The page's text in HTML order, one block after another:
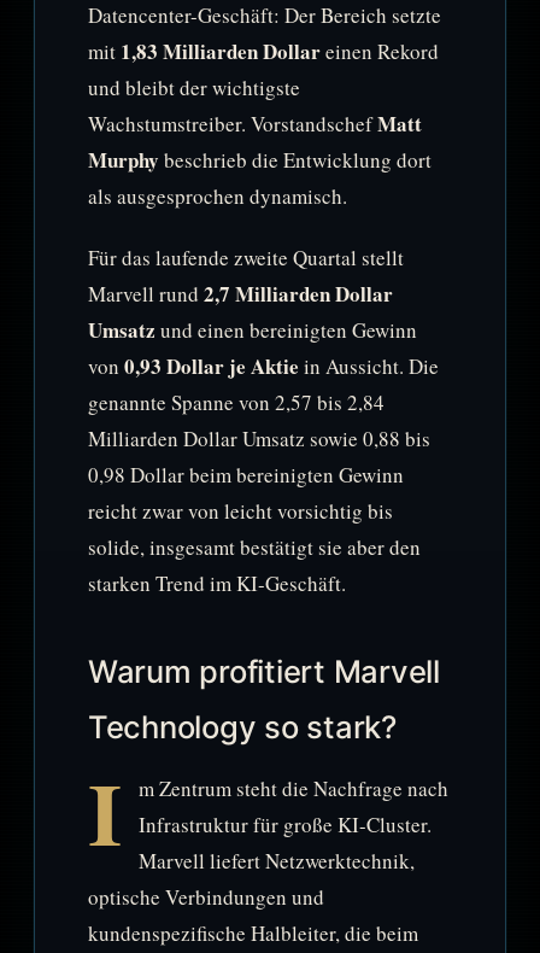
Datencenter-Geschäft: Der Bereich setzte
mit 1,83 Milliarden Dollareinen Rekord
und bleibt der wichtigste
Wachstumstreiber. VorstandschefMatt
Murphy beschrieb die Entwicklung dort
als ausgesprochen dynamisch.
Für das laufende zweite Quartal stellt
Marvell rund 2,7 Milliarden Dollar
Umsatz und einen bereinigten Gewinn
von 0,93 Dollar je Aktie in Aussicht. Die
genannte Spanne von 2,57 bis 2,84
Milliarden Dollar Umsatz sowie 0,88 bis
0,98 Dollar beim bereinigten Gewinn
reicht zwar von leicht vorsichtig bis
solide, insgesamt bestätigt sie aber den
starken Trend im KI-Geschäft.
Warum profitiert Marvell
Technology so stark?
I
m Zentrum steht die Nachfrage nach
Infrastruktur für große KI-Cluster.
Marvell liefert Netzwerktechnik,
optische Verbindungen und
kundenspezifische Halbleiter, die beim